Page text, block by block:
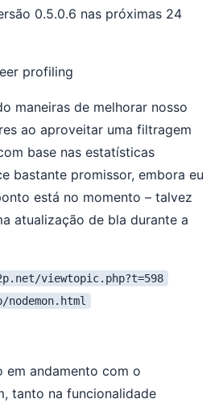
0.5.0.6 nas próximas 24
profiling
maneiras de melhorar nosso
ao aproveitar uma filtragem
base nas estatísticas
bastante promissor, embora eu
está no momento – talvez
atualização de bla durante a
viewtopic.php?t=598
em andamento com o
tanto na funcionalidade